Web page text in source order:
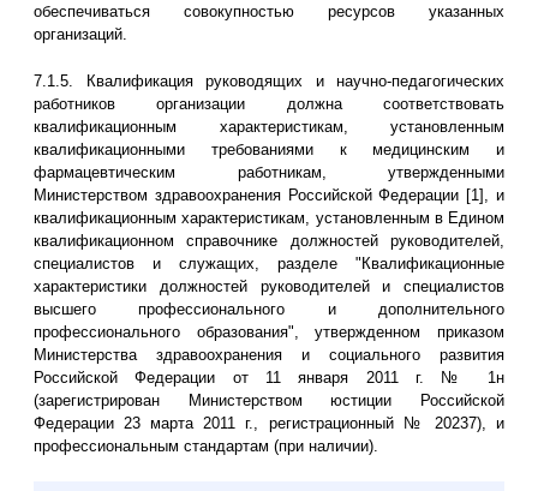
обеспечиваться совокупностью ресурсов указанных
организаций.
7.1.5. Квалификация руководящих и научно-педагогических
работников организации должна соответствовать
квалификационным характеристикам, установленным
квалификационными требованиями к медицинским и
фармацевтическим работникам, утвержденными
Министерством здравоохранения Российской Федерации [1], и
квалификационным характеристикам, установленным в Едином
квалификационном справочнике должностей руководителей,
специалистов и служащих, разделе "Квалификационные
характеристики должностей руководителей и специалистов
высшего профессионального и дополнительного
профессионального образования", утвержденном приказом
Министерства здравоохранения и социального развития
Российской Федерации от 11 января 2011 г. № 1н
(зарегистрирован Министерством юстиции Российской
Федерации 23 марта 2011 г., регистрационный № 20237), и
профессиональным стандартам (при наличии).